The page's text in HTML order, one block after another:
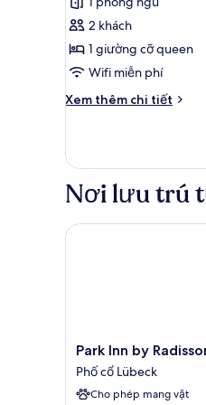
Phòng
đôi
Economy
xét)
2 khách
1 giường cỡ queen
Wifi miễn phí
Xem thêm chi tiết
Chi
Phòng
Economy
Nơi lưu trú
Park
Inn
by
Radisson
Park Inn by
Phố cổ Lübeck
Cho phép mang vật
Park Inn by Radisson